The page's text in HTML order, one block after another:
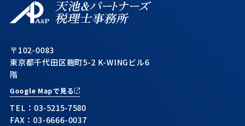
〒102-0083
東京都千代田区麹町5-2 K-WINGビル6
階
Google Mapで見る
TEL： 03-5215-7580
FAX：03-6666-0037